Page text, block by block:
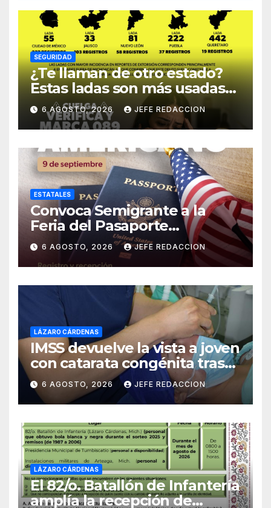
SEGURIDAD
¿Te llaman de otro estado?
Estas ladas son más usadas
para extorsionar en
Michoacán
6 AGOSTO, 2026 JEFE REDACCION
ESTATALES
Convoca Semigrante a la
Feria del Pasaporte
Estadounidense 2026
6 AGOSTO, 2026 JEFE REDACCION
LÁZARO CÁRDENAS
IMSS devuelve la vista a joven
con catarata congénita tras
23 años de limitación visual
6 AGOSTO, 2026 JEFE REDACCION
LÁZARO CÁRDENAS
El 82/o. Batallón de Infantería
amplía la recepción de